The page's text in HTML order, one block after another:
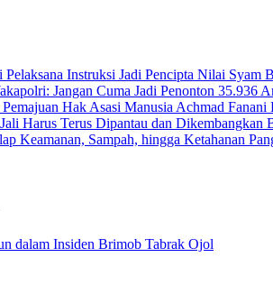
Syam
35.936
Achmad Fanani